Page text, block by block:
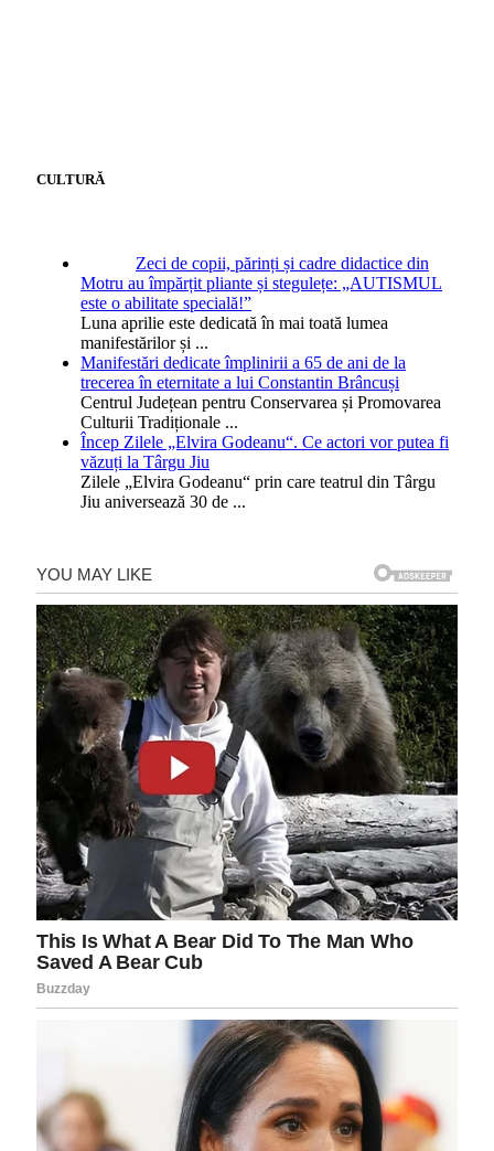
CULTURĂ
Zeci de copii, părinți și cadre didactice din
Motru au împărțit pliante și stegulețe: „AUTISMUL
este o abilitate specială!”
Luna aprilie este dedicată în mai toată lumea
manifestărilor și ...
Manifestări dedicate împlinirii a 65 de ani de la
trecerea în eternitate a lui Constantin Brâncuși
Centrul Județean pentru Conservarea și Promovarea
Culturii Tradiționale ...
Încep Zilele „Elvira Godeanu“. Ce actori vor putea fi
văzuți la Târgu Jiu
Zilele „Elvira Godeanu“ prin care teatrul din Târgu
Jiu aniversează 30 de ...